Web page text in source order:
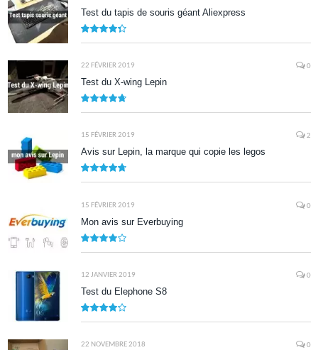
Test du tapis de souris géant Aliexpress
22 FÉVRIER 2019 0
Test du X-wing Lepin
15 FÉVRIER 2019 2
Avis sur Lepin, la marque qui copie les legos
15 FÉVRIER 2019 0
Mon avis sur Everbuying
12 JANVIER 2019 0
Test du Elephone S8
22 NOVEMBRE 2018 0